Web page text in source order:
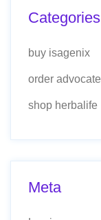
Categories
buy isagenix
order advocate
shop herbalife
Meta